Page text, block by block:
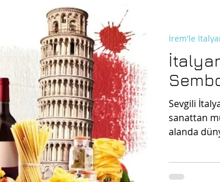
İtalya'da Yeme İçme İtalyan Edebiyatı ve Müziği
Sevgili
sanattan
alanda
İrem'le